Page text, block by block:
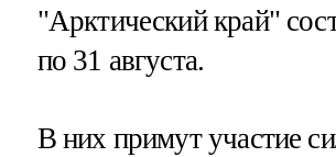
"Арктический край"
по 31 августа.
В них примут участие